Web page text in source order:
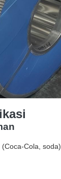
Cola, soda)